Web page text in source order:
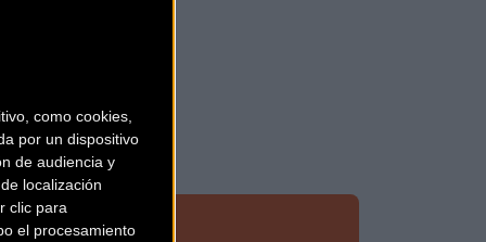
como cookies,
por un dispositivo
de audiencia y
localización
clic para
el procesamiento